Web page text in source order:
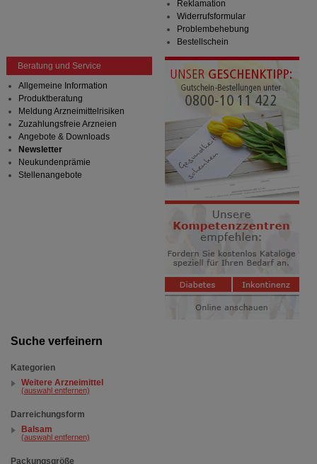
Suche verfeinern
Kategorien
Weitere Arzneimittel
(auswahl entfernen)
Darreichungsform
Balsam
(auswahl entfernen)
Packungsgröße
Reklamation
Widerrufsformular
Problembehebung
Bestellschein
Beratung und Service
Allgemeine Information
Produktberatung
Meldung Arzneimittelrisiken
Zuzahlungsfreie Arzneien
Angebote & Downloads
Newsletter
Neukundenprämie
Stellenangebote